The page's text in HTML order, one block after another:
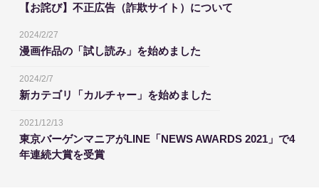
【お詫び】不正広告（詐欺サイト）について
2024/2/27
漫画作品の「試し読み」を始めました
2024/2/7
新カテゴリ「カルチャー」を始めました
2021/12/13
東京バーゲンマニアがLINE「NEWS AWARDS 2021」で4
年連続大賞を受賞